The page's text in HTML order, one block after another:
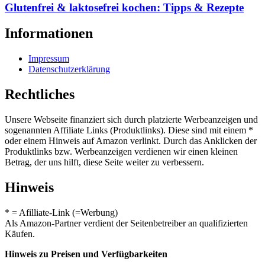
Glutenfrei & laktosefrei kochen: Tipps & Rezepte
Informationen
Impressum
Datenschutzerklärung
Rechtliches
Unsere Webseite finanziert sich durch platzierte Werbeanzeigen und
sogenannten Affiliate Links (Produktlinks). Diese sind mit einem *
oder einem Hinweis auf Amazon verlinkt. Durch das Anklicken der
Produktlinks bzw. Werbeanzeigen verdienen wir einen kleinen
Betrag, der uns hilft, diese Seite weiter zu verbessern.
Hinweis
* = Afilliate-Link (=Werbung)
Als Amazon-Partner verdient der Seitenbetreiber an qualifizierten
Käufen.
Hinweis zu Preisen und Verfügbarkeiten